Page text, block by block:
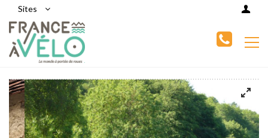
Sites